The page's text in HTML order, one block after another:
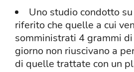
Uno studio condotto
riferito che quelle a cui
somministrati 4 grammi
giorno non riuscivano a
di quelle trattate con un